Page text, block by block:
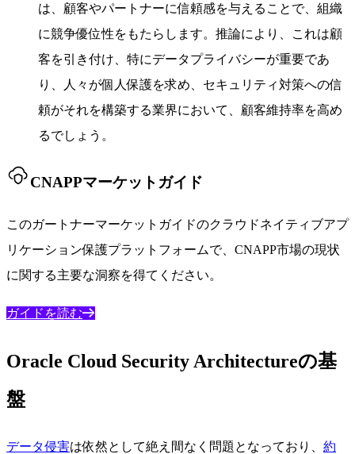
は、顧客やパートナーに信頼感を与えることで、組織
に競争優位性をもたらします。推論により、これは顧
客を引き付け、特にデータプライバシーが重要であ
り、人々が個人保護を求め、セキュリティ対策への信
頼がそれを構築する業界において、顧客維持率を高め
るでしょう。
CNAPPマーケットガイド
このガートナーマーケットガイドのクラウドネイティブアプ
リケーション保護プラットフォームで、CNAPP市場の現状
に関する主要な洞察を得てください。
ガイドを読む
Oracle Cloud Security Architectureの基
盤
データ侵害は依然として絶え間なく問題となっており、 約